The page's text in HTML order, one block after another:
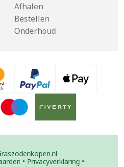
Afhalen
Bestellen
Onderhoud
• Privacyverklaring •